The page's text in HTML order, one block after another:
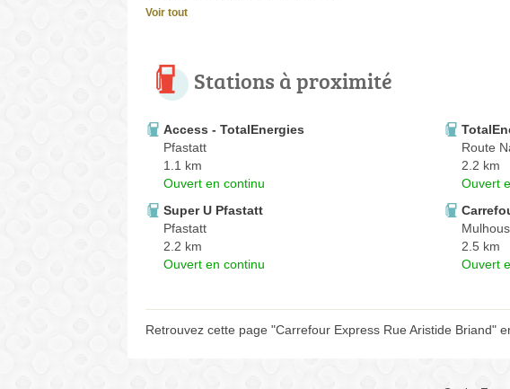
Voir tout
Stations à proximité
Access - TotalEnergies
Pfastatt
1.1 km
Ouvert en continu
Route
2.2 km
Ouvert
Super U Pfastatt
Pfastatt
2.2 km
Ouvert en continu
2.5 km
Ouvert
Retrouvez cette page "Carrefour Express Rue Aristide Briand"